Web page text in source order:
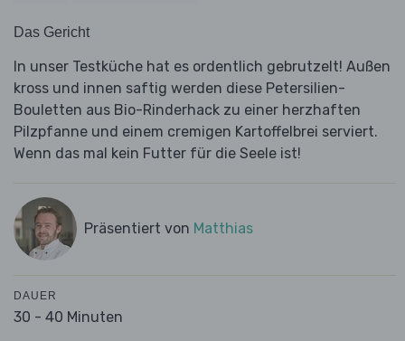
Das Gericht
In unser Testküche hat es ordentlich gebrutzelt! Außen
kross und innen saftig werden diese Petersilien-
Bouletten aus Bio-Rinderhack zu einer herzhaften
Pilzpfanne und einem cremigen Kartoffelbrei serviert.
Wenn das mal kein Futter für die Seele ist!
Präsentiert von Matthias
DAUER
30 - 40 Minuten